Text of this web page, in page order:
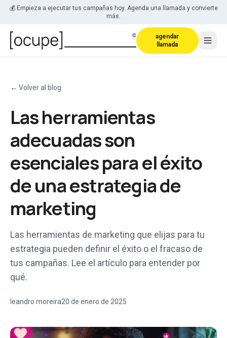
Saltar al contenido
💰 Empieza a ejecutar tus campañas hoy. Agenda una llamada y convierte
más.
agendar
llamada
← Volver al blog
Las herramientas
adecuadas son
esenciales para el éxito
de una estrategia de
marketing
Las herramientas de marketing que elijas para tu
estrategia pueden definir el éxito o el fracaso de
tus campañas. Lee el artículo para entender por
qué.
leandro moreira20 de enero de 2025